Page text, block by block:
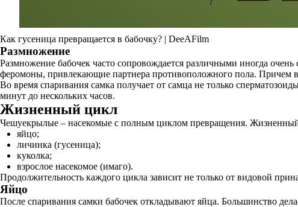
Как гусеница превращается в бабочку? | DeeAFilm
Размножение
Размножение бабочек часто сопровождается различными иногда
феромоны, привлекающие партнера противоположного пола. Причем
Во время спаривания самка получает от самца не только
минут до нескольких часов.
Жизненный цикл
Чешуекрылые – насекомые с полным циклом превращения. Жизненный
яйцо;
личинка (гусеница);
куколка;
взрослое насекомое (имаго).
Продолжительность каждого цикла зависит не только от видовой
Яйцо
После спаривания самки бабочек откладывают яйца. Большинство